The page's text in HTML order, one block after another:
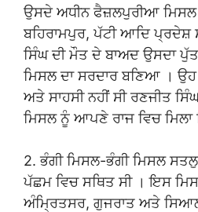
ਉਸਦੇ ਅਧੀਨ ਫੈਜ਼ਲਪੁਰੀਆ
ਬਹਿਰਾਮਪੁਰ, ਪੱਟੀ ਆਦਿ ਪ੍ਰਦੇਸ਼
ਸਿੰਘ ਦੀ ਮੌਤ ਦੇ ਬਾਅਦ ਉਸਦਾ
ਮਿਸਲ ਦਾ ਸਰਦਾਰ ਬਣਿਆ ।
ਅਤੇ ਸਾਹਸੀ ਨਹੀਂ ਸੀ ਰਣਜੀਤ
ਮਿਸਲ ਨੂੰ ਆਪਣੇ ਰਾਜ ਵਿਚ
2. ਭੰਗੀ ਮਿਸਲ-ਭੰਗੀ ਮਿਸਲ
ਪੱਛਮ ਵਿਚ ਸਥਿਤ ਸੀ । ਇਸ
ਅੰਮ੍ਰਿਤਸਰ, ਗੁਜਰਾਤ ਅਤੇ